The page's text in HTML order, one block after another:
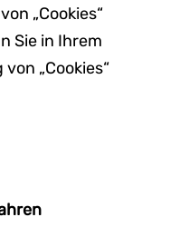
„Cookies“
Sie in Ihrem
„Cookies“